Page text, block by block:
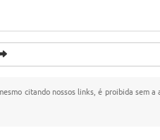
citando nossos links, é proibida sem